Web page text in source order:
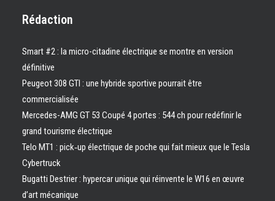
Rédaction
Smart #2 : la micro-citadine électrique se montre en version
définitive
Peugeot 308 GTI : une hybride sportive pourrait être
commercialisée
Mercedes-AMG GT 53 Coupé 4 portes : 544 ch pour redéfinir le
grand tourisme électrique
Telo MT1 : pick‑up électrique de poche qui fait mieux que le Tesla
Cybertruck
Bugatti Destrier : hypercar unique qui réinvente le W16 en œuvre
d’art mécanique